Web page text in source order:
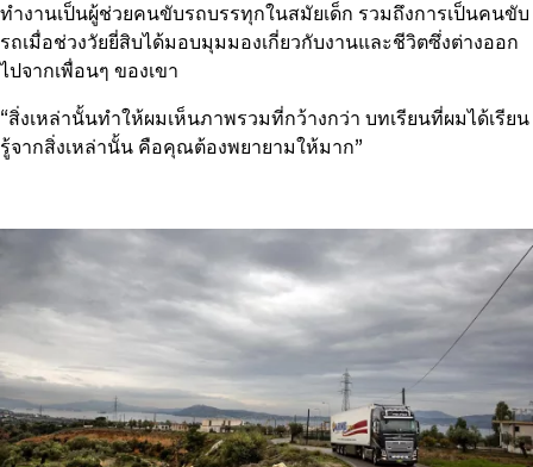
ทำงานเป็นผู้ช่วยคนขับรถบรรทุกในสมัยเด็ก รวมถึงการเป็นคนขับ
รถเมื่อช่วงวัยยี่สิบได้มอบมุมมองเกี่ยวกับงานและชีวิตซึ่งต่างออก
ไปจากเพื่อนๆ ของเขา
“สิ่งเหล่านั้นทำให้ผมเห็นภาพรวมที่กว้างกว่า บทเรียนที่ผมได้เรียน
รู้จากสิ่งเหล่านั้น คือคุณต้องพยายามให้มาก”